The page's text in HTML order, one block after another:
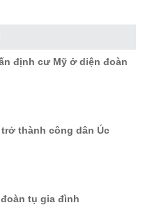
định cư Mỹ ở diện đoàn
thành công dân Úc
tụ gia đình